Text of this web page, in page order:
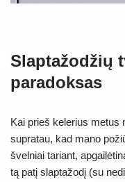
Slaptažodžių
paradoksas
Kai prieš kelerius metus
supratau, kad mano
švelniai tariant,
tą patį slaptažodį (su